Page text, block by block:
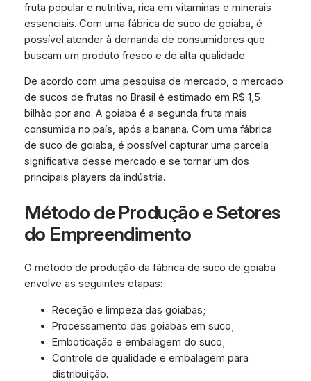
fruta popular e nutritiva, rica em vitaminas e minerais
essenciais. Com uma fábrica de suco de goiaba, é
possível atender à demanda de consumidores que
buscam um produto fresco e de alta qualidade.
De acordo com uma pesquisa de mercado, o mercado
de sucos de frutas no Brasil é estimado em R$ 1,5
bilhão por ano. A goiaba é a segunda fruta mais
consumida no país, após a banana. Com uma fábrica
de suco de goiaba, é possível capturar uma parcela
significativa desse mercado e se tornar um dos
principais players da indústria.
Método de Produção e Setores
do Empreendimento
O método de produção da fábrica de suco de goiaba
envolve as seguintes etapas:
Receção e limpeza das goiabas;
Processamento das goiabas em suco;
Emboticação e embalagem do suco;
Controle de qualidade e embalagem para
distribuição.